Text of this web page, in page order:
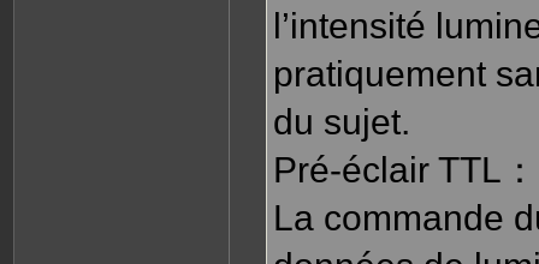
l’intensité
pratiquement
du sujet.
Pré-éclair TTL：
La commande